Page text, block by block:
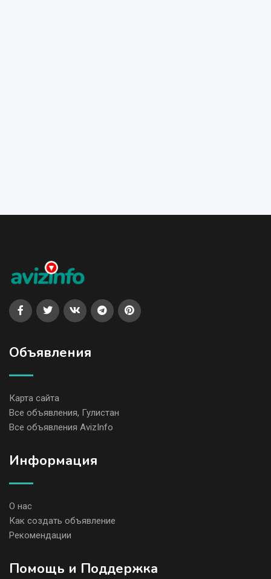
Объявления
Карта сайта
Все объявления, Гулистан
Все объявления AvizInfo
Информация
О нас
Как создать объявление
Рекомендации
Помощь и Поддержка